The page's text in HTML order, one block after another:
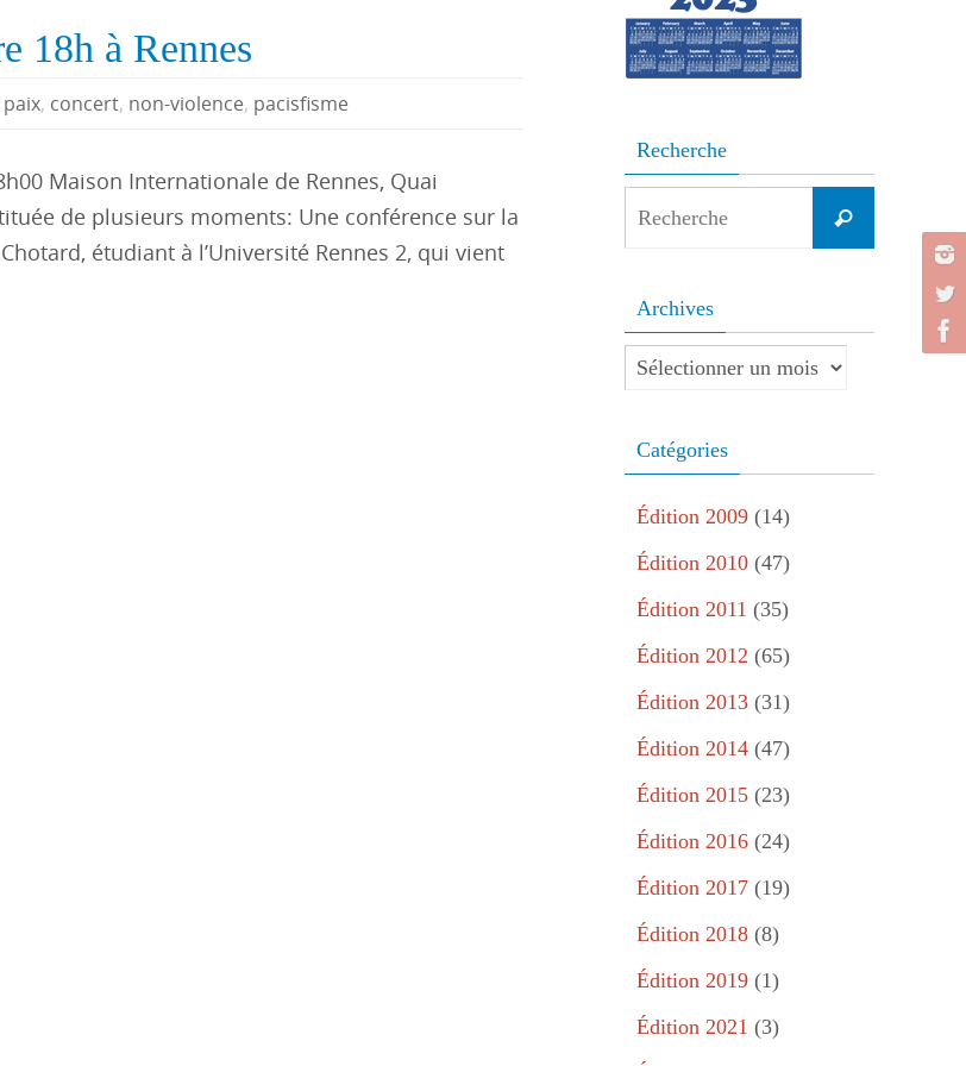
18h à Rennes
, concert, non-violence, pacisfisme
Maison Internationale de Rennes, Quai
de plusieurs moments: Une conférence sur la
étudiant à l’Université Rennes 2, qui vient
Recherche
Recherche
Archives
Archives
Catégories
Édition 2009 (14)
Édition 2010 (47)
Édition 2011 (35)
Édition 2012 (65)
Édition 2013 (31)
Édition 2014 (47)
Édition 2015 (23)
Édition 2016 (24)
Édition 2017 (19)
Édition 2018 (8)
Édition 2019 (1)
Édition 2021 (3)